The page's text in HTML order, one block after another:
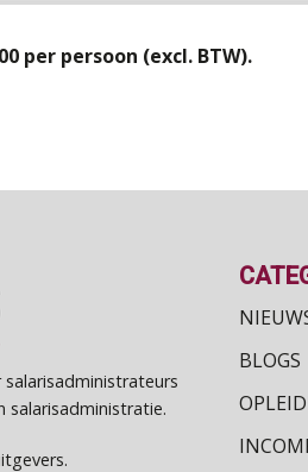
per persoon (excl. BTW).
salarisadministratie.
BLOGS